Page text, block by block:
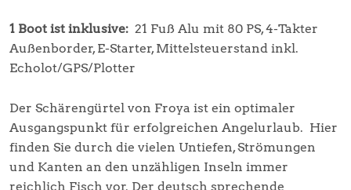
1 Boot ist inklusive: 21 Fuß Alu mit 80 PS, 4-Takter
Außenborder, E-Starter, Mittelsteuerstand inkl.
Echolot/GPS/Plotter
Der Schärengürtel von Froya ist ein optimaler
Ausgangspunkt für erfolgreichen Angelurlaub. Hier
finden Sie durch die vielen Untiefen, Strömungen
und Kanten an den unzähligen Inseln immer
reichlich Fisch vor. Der deutsch sprechende